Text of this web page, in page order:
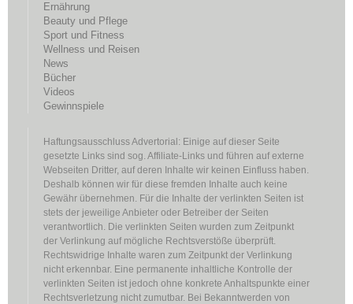
Ernährung
Beauty und Pflege
Sport und Fitness
Wellness und Reisen
News
Bücher
Videos
Gewinnspiele
Haftungsausschluss Advertorial: Einige auf dieser Seite
gesetzte Links sind sog. Affiliate-Links und führen auf externe
Webseiten Dritter, auf deren Inhalte wir keinen Einfluss haben.
Deshalb können wir für diese fremden Inhalte auch keine
Gewähr übernehmen. Für die Inhalte der verlinkten Seiten ist
stets der jeweilige Anbieter oder Betreiber der Seiten
verantwortlich. Die verlinkten Seiten wurden zum Zeitpunkt
der Verlinkung auf mögliche Rechtsverstöße überprüft.
Rechtswidrige Inhalte waren zum Zeitpunkt der Verlinkung
nicht erkennbar. Eine permanente inhaltliche Kontrolle der
verlinkten Seiten ist jedoch ohne konkrete Anhaltspunkte einer
Rechtsverletzung nicht zumutbar. Bei Bekanntwerden von